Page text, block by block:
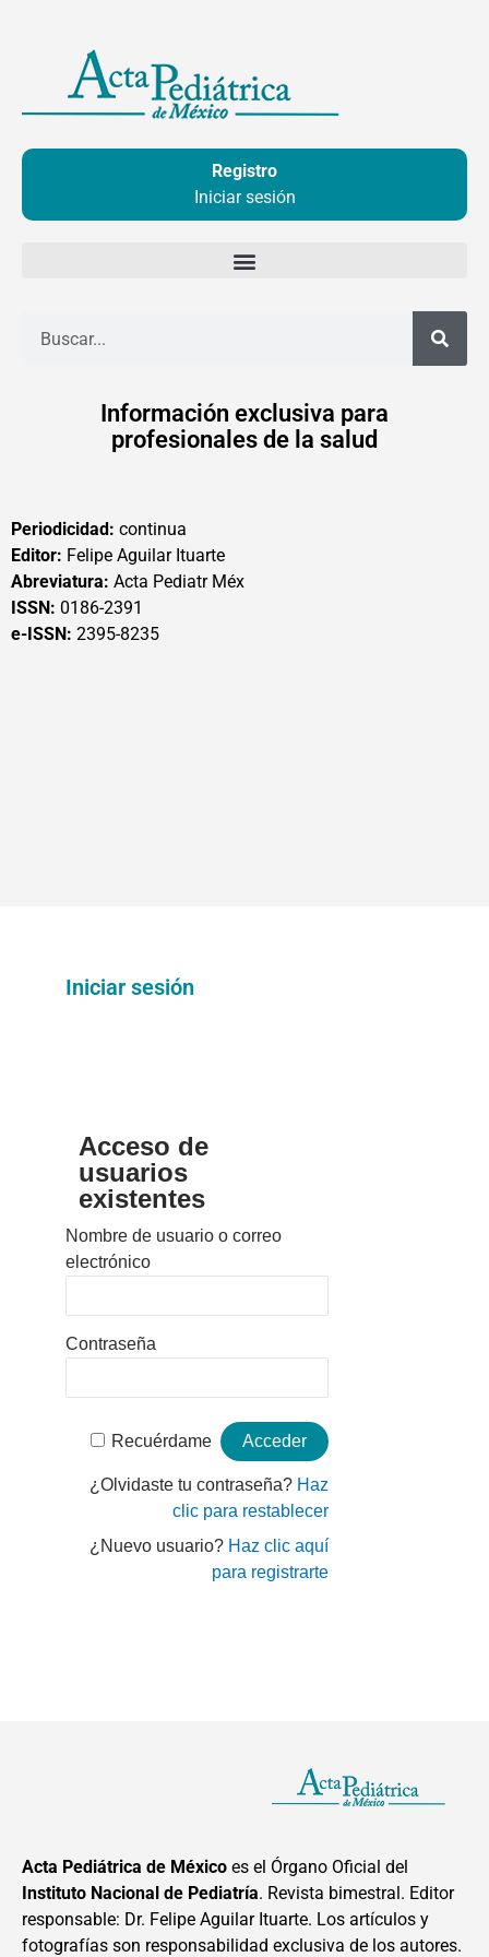
contenido
Registro
Iniciar sesión
Información exclusiva para
profesionales de la salud
Periodicidad: continua
Editor: Felipe Aguilar Ituarte
Abreviatura: Acta Pediatr Méx
ISSN: 0186-2391
e-ISSN: 2395-8235
Iniciar sesión
Acceso de
usuarios
existentes
Nombre de usuario o correo
electrónico
Contraseña
Recuérdame
¿Olvidaste tu contraseña? Haz
clic para restablecer
¿Nuevo usuario? Haz clic aquí
para registrarte
Acta Pediátrica de México es el Órgano Oficial del
Instituto Nacional de Pediatría. Revista bimestral. Editor
responsable: Dr. Felipe Aguilar Ituarte. Los artículos y
fotografías son responsabilidad exclusiva de los autores.